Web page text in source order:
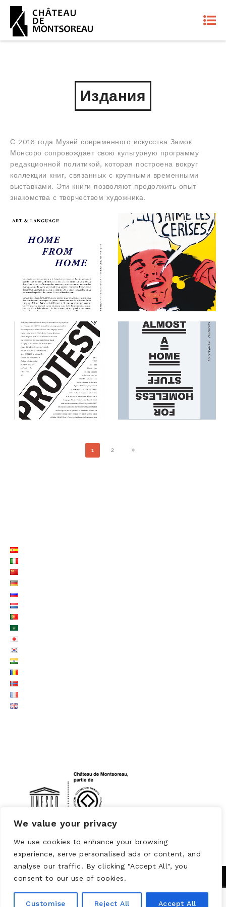
We value your privacy
We use cookies to enhance your browsing
experience, serve personalised ads or content, and
analyse our traffic. By clicking "Accept All", you
consent to our use of cookies.
Customise Reject All Accept All
Издания
С 2016 года Музей современного искусства Замок
Монсоро сопровождает свою культурную программу
редакционной политикой, которая построена вокруг
коллекции книг, связанных с крупными временными
выставками. Эти книги позволяют продолжить опыт
знакомства с творчеством художника.
ART & LANGUAGE : HOME
FROM HOME EXHIBITION
KIT
AUTOPORTRAIT
THE EDITIONS
PROTEST
THE EDITIONS
ART & LANGUAGE:
REALITY (DARK)
FRAGMENTS (LIGHT)
THE EDITIONS
1 2
Powered byWORDPRESSTheme: Brooklyn by UNITED THEMES